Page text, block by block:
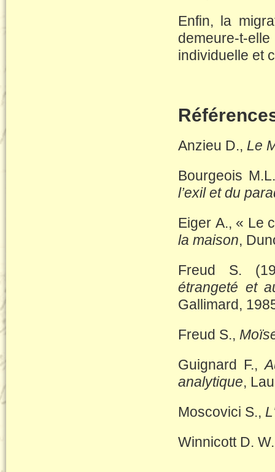
Enfin, la
demeure-t-
individuelle et
Anzieu D., Le
Bourgeois
l’exil et du
Eiger A., « Le
la maison,
Freud S.
étrangeté et
Gallimard,
Freud S.,
Guignard F.,
analytique,
Moscovici S.,
Winnicott D.